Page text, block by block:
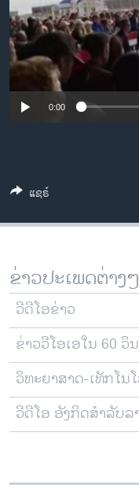
ເອເຊຍ
ອິດສະຫຼະພາບດ້ານການຂ່າ
ຊີວິດຊາວລາວ
ຊຸມຊົນຊາວລາວ
ວິທະຍາສາດ-ເທັກໂນໂລຈີ
ພາສາອັງກິດ
ລາຍການກະຈາຍສຽງ
ລາຍງານ
ຕິດຕາມພວກເຮົາ ທີ່
ພາສາຕ່າງໆ
No media
0:00
ແຊຣ໌
ຂ່າວປະເພດຕ່າງໆ
ວີດີໂອຂ່າວ
ຂ່າວວີໂອເອໃນ 60 ວິ
ວິທະຍາສາດ-ເທັກໂນ
ວີດີໂອ ອັງກິດສຳລັບລ